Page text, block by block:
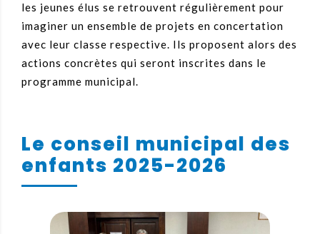
les jeunes élus se retrouvent régulièrement pour
imaginer un ensemble de projets en concertation
avec leur classe respective. Ils proposent alors des
actions concrètes qui seront inscrites dans le
programme municipal.
Le conseil municipal des
enfants 2025-2026